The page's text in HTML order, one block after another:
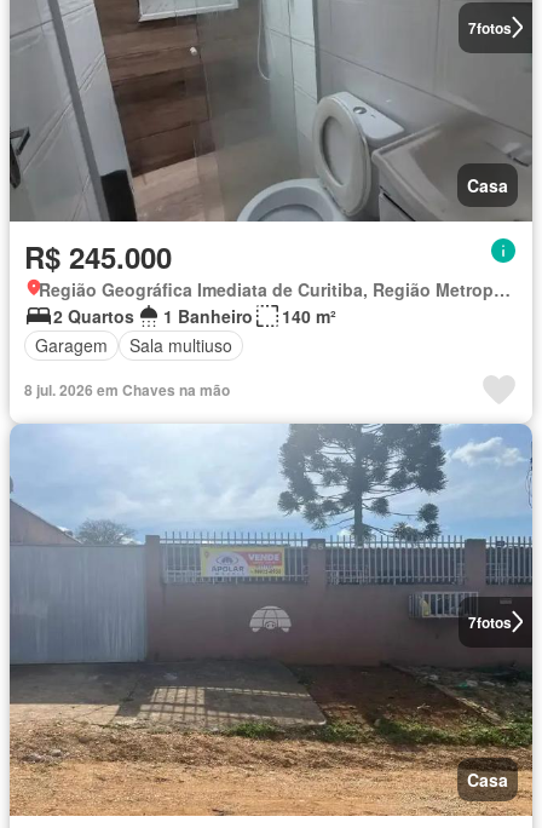
7fotos
Casa
R$ 245.000
Região Geográfica Imediata de Curitiba, Região Metropolitana de Curitiba
2 Quartos
1 Banheiro
140 m²
Garagem
Sala multiuso
8 jul. 2026 em Chaves na mão
7fotos
Casa